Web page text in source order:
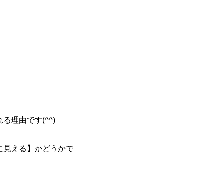
る理由です(^^)
見える】かどうかで